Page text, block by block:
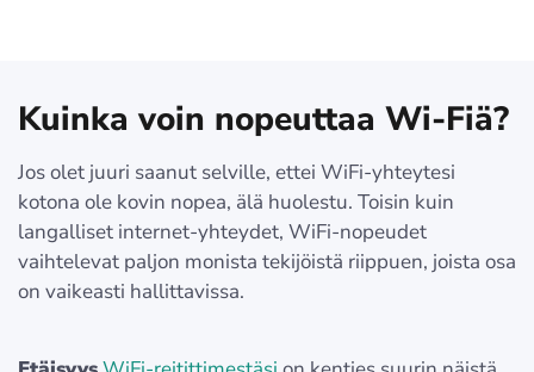
Kuinka voin nopeuttaa Wi-Fiä?
Jos olet juuri saanut selville, ettei WiFi-yhteytesi
kotona ole kovin nopea, älä huolestu. Toisin kuin
langalliset internet-yhteydet, WiFi-nopeudet
vaihtelevat paljon monista tekijöistä riippuen, joista osa
on vaikeasti hallittavissa.